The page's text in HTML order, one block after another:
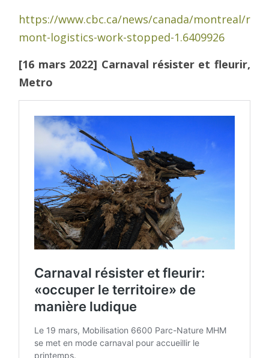
https://www.cbc.ca/news/canada/montreal/ray-
mont-logistics-work-stopped-1.6409926
[16 mars 2022] Carnaval résister et fleurir,
Metro